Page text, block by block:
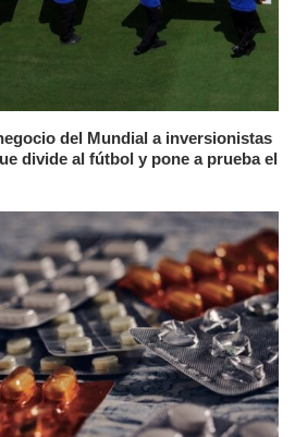
del Mundial a inversionistas
divide al fútbol y pone a prueba el